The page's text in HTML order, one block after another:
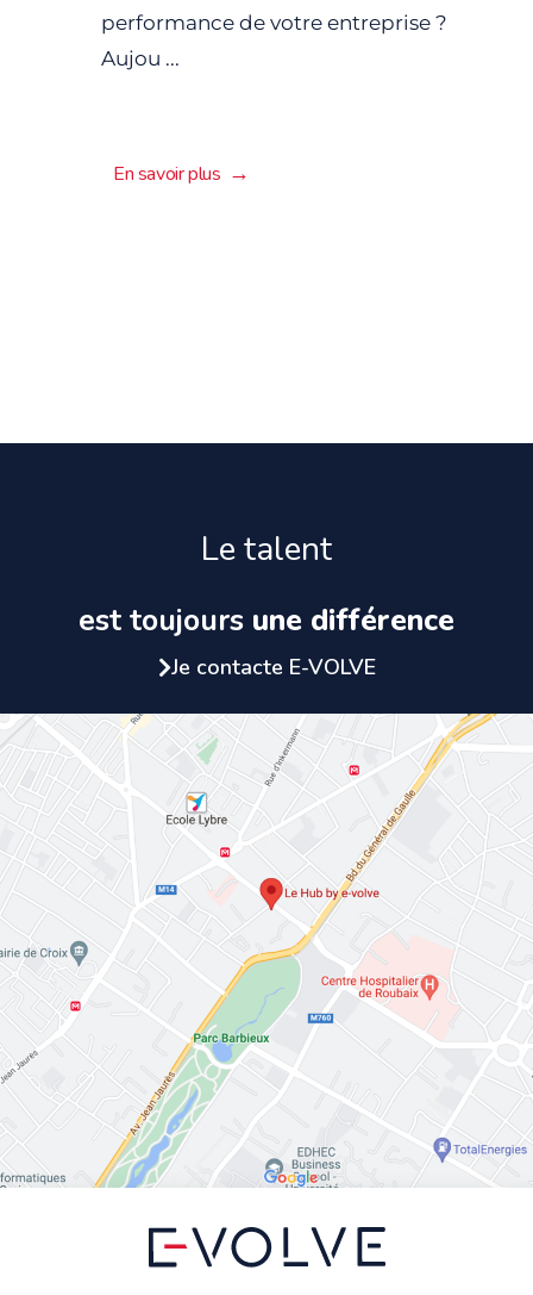
performance de votre entreprise ?
Aujou ...
En savoir plus
Le talent
est toujours une différence
Je contacte E-VOLVE